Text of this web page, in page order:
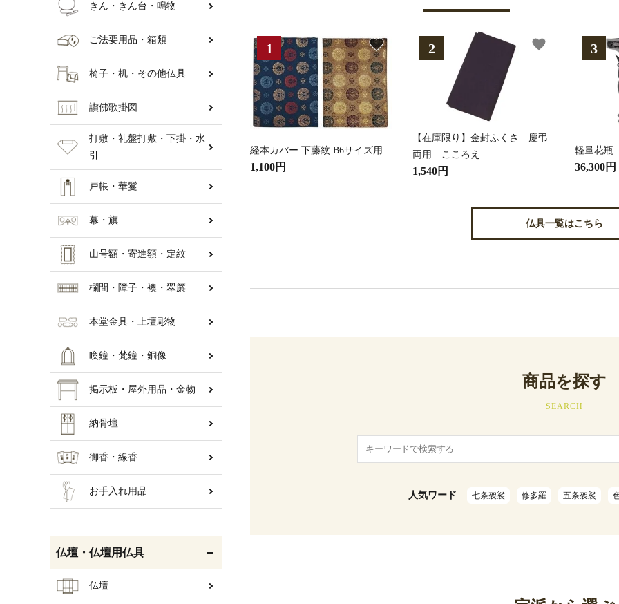
経本カバー 下藤紋 B6サイズ用
1,100円
favorite
【在庫限り】金封ふくさ 慶弔
両用 こころえ
1,540円
favorite
軽量花
36,300円
仏具一覧はこちら
商品を探す
SEARCH
人気ワード 七条袈裟 修多羅 五条袈裟
きん・きん台・鳴物
ご法要用品・箱類
椅子・机・その他仏具
讃佛歌掛図
打敷・礼盤打敷・下掛・水
引
戸帳・華鬘
幕・旗
山号額・寄進額・定紋
欄間・障子・襖・翠簾
本堂金具・上壇彫物
喚鐘・梵鐘・銅像
掲示板・屋外用品・金物
納骨壇
御香・線香
お手入れ用品
仏壇・仏壇用仏具
仏壇